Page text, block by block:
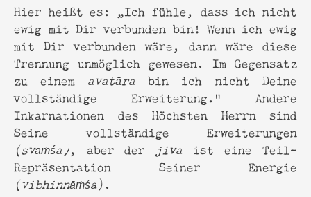
Hier heißt es: „Ich fühle, dass ich nicht
ewig mit Dir verbunden bin! Wenn ich ewig
mit Dir verbunden wäre, dann wäre diese
Trennung unmöglich gewesen. Im Gegensatz
zu einem avatāra bin ich nicht Deine
vollständige Erweiterung.“ Andere
Inkarnationen des Höchsten Herrn sind
Seine vollständige Erweiterungen
(svāṁśa), aber derjivaist eine Teil-
Repräsentation Seiner Energie
(vibhinnāṁśa).